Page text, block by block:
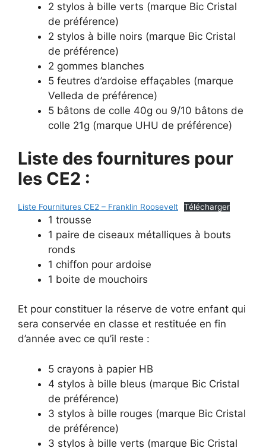
2 stylos à bille verts (marque Bic Cristal
de préférence)
2 stylos à bille noirs (marque Bic Cristal
de préférence)
2 gommes blanches
5 feutres d’ardoise effaçables (marque
Velleda de préférence)
5 bâtons de colle 40g ou 9/10 bâtons de
colle 21g (marque UHU de préférence)
Liste des fournitures pour
les CE2 :
Liste Fournitures CE2 – Franklin Roosevelt Télécharger
1 trousse
1 paire de ciseaux métalliques à bouts
ronds
1 chiffon pour ardoise
1 boite de mouchoirs
Et pour constituer la réserve de votre enfant qui
sera conservée en classe et restituée en fin
d’année avec ce qu’il reste :
5 crayons à papier HB
4 stylos à bille bleus (marque Bic Cristal
de préférence)
3 stylos à bille rouges (marque Bic Cristal
de préférence)
3 stylos à bille verts (marque Bic Cristal